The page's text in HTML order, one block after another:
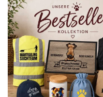
für Hundebesitzer